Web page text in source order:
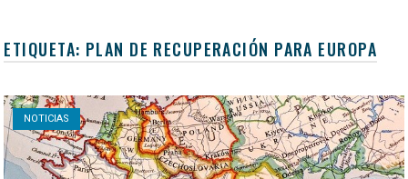
ETIQUETA: PLAN DE RECUPERACIÓN PARA EUROPA
NOTICIAS
Open post